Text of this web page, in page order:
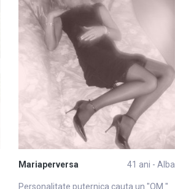
Mariaperversa 41 ani - Alba
Personalitate puternica cauta un "OM "